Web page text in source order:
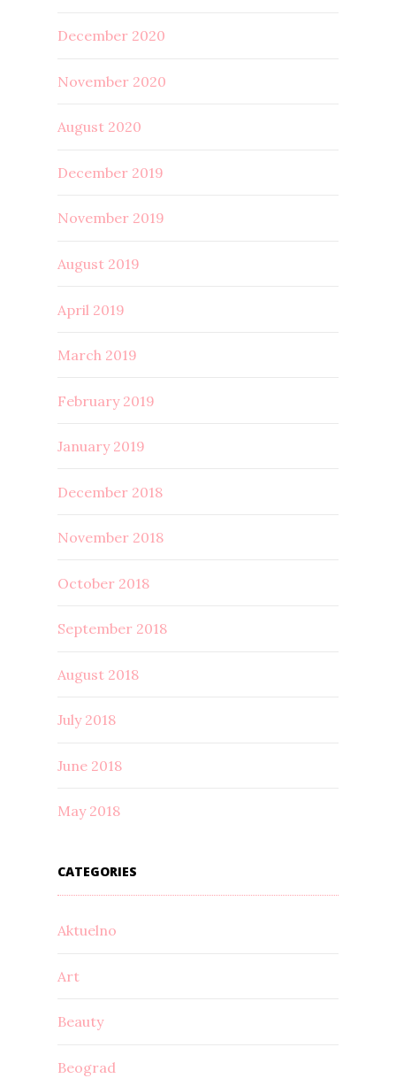
December 2020
November 2020
August 2020
December 2019
November 2019
August 2019
April 2019
March 2019
February 2019
January 2019
December 2018
November 2018
October 2018
September 2018
August 2018
July 2018
June 2018
May 2018
CATEGORIES
Aktuelno
Art
Beauty
Beograd